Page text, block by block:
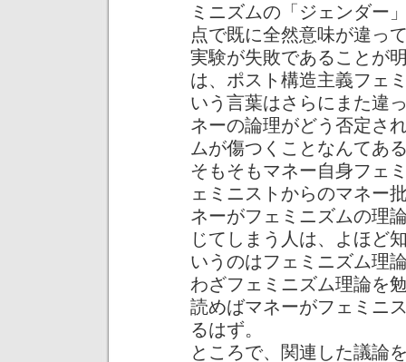
ミニズムの「ジェンダー
点で既に全然意味が違っ
実験が失敗であることが
は、ポスト構造主義フェ
いう言葉はさらにまた違
ネーの論理がどう否定さ
ムが傷つくことなんてあ
そもそもマネー自身フェ
ェミニストからのマネー
ネーがフェミニズムの理
じてしまう人は、よほど
いうのはフェミニズム理
わざフェミニズム理論を
読めばマネーがフェミニ
るはず。
ところで、関連した議論